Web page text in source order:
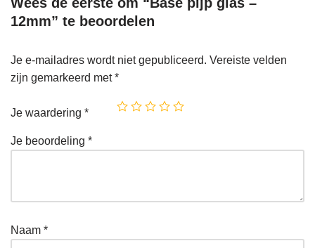
12mm” te beoordelen
Je e-mailadres wordt niet gepubliceerd. Vereiste velden
zijn gemarkeerd met*
Je waardering *
Je beoordeling *
Naam *